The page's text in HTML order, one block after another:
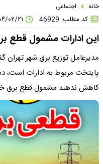
خانه اجتماعی
کد مطلب: 46929
این ادارات مشمول قطع
پایتخت مربوط به ادارات است،
کاهش ندهند مشمول قطع برق